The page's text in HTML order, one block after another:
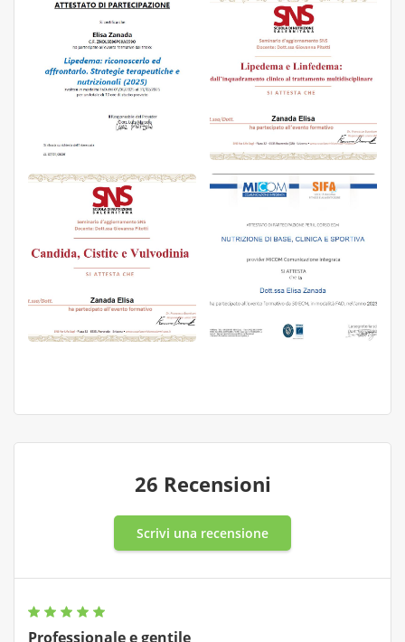
26 Recensioni
Scrivi una recensione
Professionale e gentile